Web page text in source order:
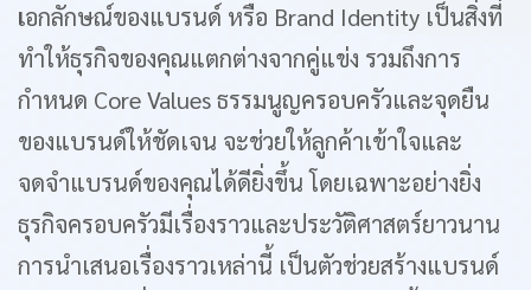
เอกลักษณ์ของแบรนด์ หรือ Brand Identity เป็นสิ่งที่
ทำให้ธุรกิจของคุณแตกต่างจากคู่แข่ง รวมถึงการ
กำหนด Core Values ธรรมนูญครอบครัวและจุดยืน
ของแบรนด์ให้ชัดเจน จะช่วยให้ลูกค้าเข้าใจและ
จดจำแบรนด์ของคุณได้ดียิ่งขึ้น โดยเฉพาะอย่างยิ่ง
ธุรกิจครอบครัวมีเรื่องราวและประวัติศาสตร์ยาวนาน
การนำเสนอเรื่องราวเหล่านี้ เป็นตัวช่วยสร้างแบรนด์